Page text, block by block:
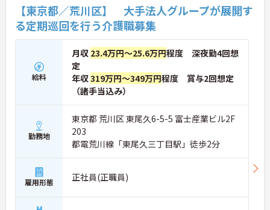
【東京都／荒川区】 大手法人グループが展開す
る定期巡回を行う介護職募集
給料
月収 23.4万円～25.6万円程度 深夜勤4回想
定
年収319万円～349万円程度 賞与2回想定
（諸手当込み）
勤務地
東京都 荒川区 東尾久6-5-5 富士産業ビル2F
203
都電荒川線「東尾久三丁目駅」徒歩2分
雇用形態 正社員(正職員)